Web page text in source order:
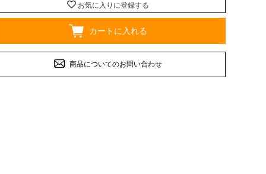
お気に入りに登録する
カートに入れる
商品についてのお問い合わせ